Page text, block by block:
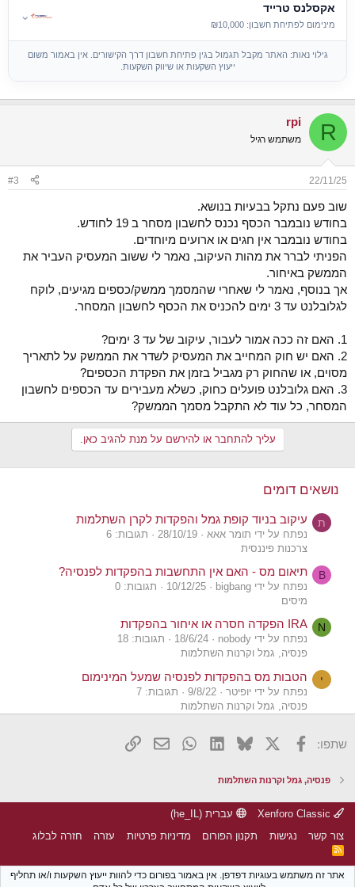
אקסלנס טרייד
מינימום לפתיחת חשבון: ₪10,000
⌄
גילוי נאות: האתר מקבל תגמול בגין פתיחת חשבון דרך הקישורים. אין באמור משום
ייעוץ השקעות או שיווק השקעות.
R
rpi
משתמש רגיל
22/11/25
#3
שוב פעם נתקל בבעיות בנושא.
בחודש נובמבר הכסף נכנס לחשבון מסחר ב 19 לחודש.
בחודש נובמבר אין חגים או ארועים מיוחדים.
הפניתי לברר את מהות העיקוב, נאמר לי ששוב המעסיק העביר את
הממשק באיחור.
אך בנוסף, נאמר לי שאחרי שהמסמך ממשק/כספים מגיעים, לוקח
לגלובלנט עד 3 ימים להכניס את הכסף לחשבון המסחר.
1. האם זה ככה אמור לעבור, עיקוב של עד 3 ימים?
2. האם יש חוק המחייב את המעסיק לשדר את הממשק על לתאריך
מסוים, או שהחוק רק מגביל בזמן את הפקדת הכספים?
3. האם גלובלנט פועלים כחוק, כשלא מעבירים עד הכספים לחשבון
המסחר, כל עוד לא התקבל מסמך הממשק?
עליך להתחבר או להירשם על מנת להגיב כאן.
נושאים דומים
ת עיקוב בניוד קופת גמל והפקדות לקרן השתלמות
נפתח על ידי תומר אאא 28/10/19
תגובות: 6
צרכנות פיננסית
B תיאום מס - האם אין התחשבות בהפקדות לפנסיה?
נפתח על ידי bigbang 10/12/25
תגובות: 0
מיסים
N IRA הפקדה חסרה או איחור בהפקדות
נפתח על ידי nobody 18/6/24
תגובות: 18
פנסיה, גמל וקרנות השתלמות
י הטבות מס בהפקדות לפנסיה שמעל המינימום
נפתח על ידי יופיטר 9/8/22
תגובות: 7
פנסיה, גמל וקרנות השתלמות
נפתח על ידי איילת גיל 4/12/19
תגובות: 4
פיצוי על עיכוב בהפקדות ל-IRA
צרכנות פיננסית
G "צביעת" כספים בהפקדות לאפיקים פנסיוניים
צרכנות פיננסית
שתפו: פייסבוק
X
Bluesky
LinkedIn
WhatsApp
דואר אלקטרוני
הוסף קישור
פנסיה, גמל וקרנות השתלמות
עברית (he_IL)
צור קשר
נגישות תקנון הפורום מדיניות פרטיות עזרה חזרה לבלוג
R
S
אתר זה משתמש בעוגיות דפדפן. אין באמור בפורום כדי להוות ייעוץ השקעות ו/או תחליף